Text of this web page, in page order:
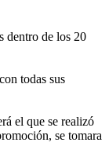
dentro de los 20
todas sus
el que se realizó
se tomara